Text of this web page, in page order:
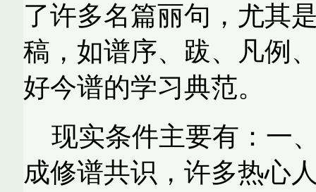
了许多名篇丽句，尤其
稿，如谱序、跋、凡例
好今谱的学习典范。
现实条件主要有：一
成修谱共识，许多热心